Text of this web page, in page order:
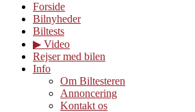
Forside
Bilnyheder
Biltests
▶︎ Video
Rejser med bilen
Info
Om Biltesteren
Annoncering
Kontakt os